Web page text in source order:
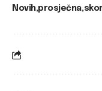
Novih prosječna